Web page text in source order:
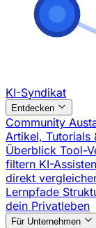
KI-Syndikat
Entdecken
Community
Artikel, Tutorials
Überblick Tool-
filtern KI-
direkt
Lernpfade
dein Privatleben
Für Unternehmen